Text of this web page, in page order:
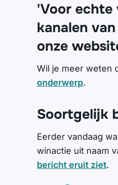
'Voor echte
kanalen
onze
Wil je meer weten
onderwerp.
Soortgelijk
Eerder vandaag
winactie uit naam
bericht eruit ziet.